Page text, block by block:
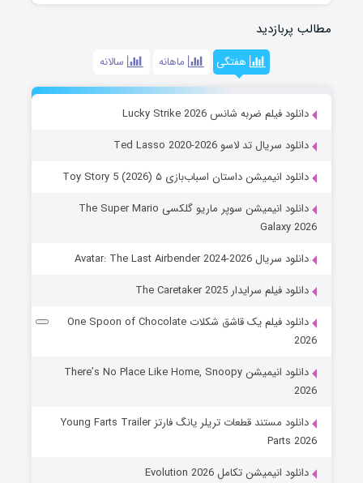
مطالب پربازدید
هفتگی ماهانه سالانه
دانلود فیلم ضربه شانس Lucky Strike 2026
دانلود سریال تد لاسو Ted Lasso 2020-2026
دانلود انیمیشن داستان اسباب‌بازی ۵ Toy Story 5 (2026)
دانلود انیمیشن سوپر ماریو گلکسی The Super Mario
Galaxy 2026
دانلود سریال Avatar: The Last Airbender 2024-2026
دانلود فیلم سرایدار The Caretaker 2025
دانلود فیلم یک قاشق شکلات One Spoon of Chocolate
2026
دانلود انیمیشن There’s No Place Like Home, Snoopy
2026
دانلود مستند قطعات تریلر یانگ فارتز Young Farts Trailer
Parts 2026
دانلود انیمیشن تکامل Evolution 2026